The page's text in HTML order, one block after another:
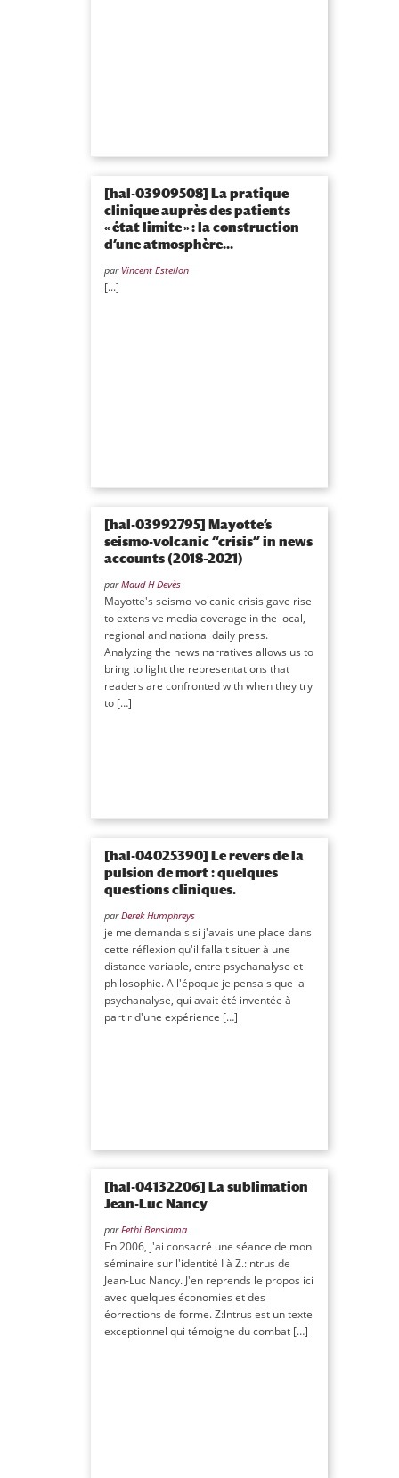
[hal-03909508] La pratique
clinique auprès des patients
« état limite » : la construction
d’une atmosphère...
par Vincent Estellon
[...]
[hal-03992795] Mayotte’s
seismo-volcanic “crisis” in news
accounts (2018–2021)
parMaud H Devès
Mayotte's seismo-volcanic crisis gave rise
to extensive media coverage in the local,
regional and national daily press.
Analyzing the news narratives allows us to
bring to light the representations that
readers are confronted with when they try
to […]
[hal-04025390] Le revers de la
pulsion de mort : quelques
questions cliniques.
parDerek Humphreys
je me demandais si j'avais une place dans
cette réflexion qu'il fallait situer à une
distance variable, entre psychanalyse et
philosophie. A l'époque je pensais que la
psychanalyse, qui avait été inventée à
partir d'une expérience […]
[hal-04132206] La sublimation
Jean-Luc Nancy
parFethi Benslama
En 2006, j'ai consacré une séance de mon
séminaire sur l'identité I à Z.:lntrus de
Jean-Luc Nancy. J'en reprends le propos ici
avec quelques économies et des
éorrections de forme. Z:lntrus est un texte
exceptionnel qui témoigne du combat […]